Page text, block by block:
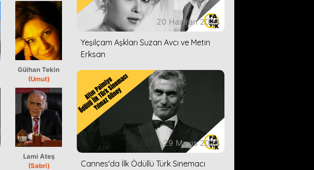
Gülhan Tekin
(Umut)
Lami Ateş
(Sabri)
20 Haziran 2023
Yeşilçam Aşkları Suzan Avcı ve Metin
Erksan
29 Mayıs 2023
Cannes'da İlk Ödüllü Türk Sinemacı